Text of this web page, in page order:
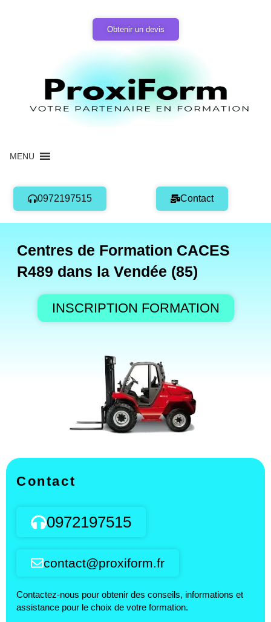
Obtenir un devis
MENU
0972197515 Contact
Centres de Formation CACES
R489 dans la Vendée (85)
INSCRIPTION FORMATION
Contact
0972197515
contact@proxiform.fr
Contactez-nous pour obtenir des conseils, informations et
assistance pour le choix de votre formation.